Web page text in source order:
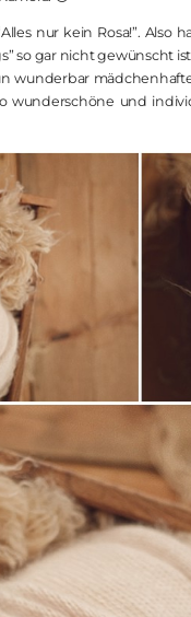
nur kein Rosa!”. Also
so gar nicht gewünscht
wunderbar
und